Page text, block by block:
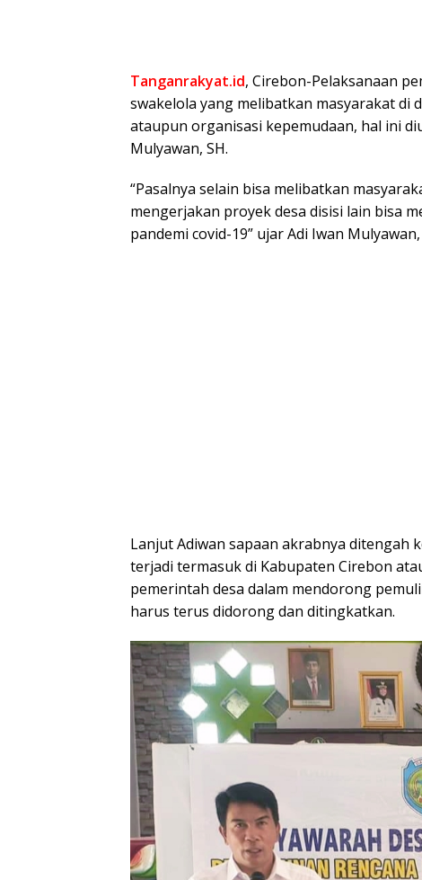
Tanganrakyat.id, Cirebon-Pelaksanaan
swakelola yang melibatkan masyarakat di
ataupun organisasi kepemudaan, hal ini
Mulyawan, SH.
“Pasalnya selain bisa melibatkan
mengerjakan proyek desa disisi lain bisa
pandemi covid-19” ujar Adi Iwan
Lanjut Adiwan sapaan akrabnya ditengah
terjadi termasuk di Kabupaten Cirebon
pemerintah desa dalam mendorong
harus terus didorong dan ditingkatkan.